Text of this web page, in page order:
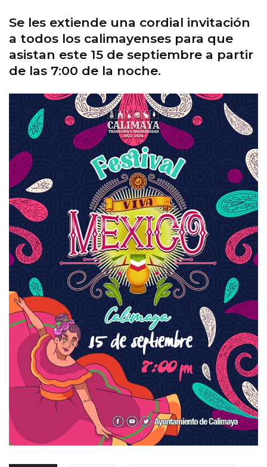
Se les extiende una cordial invitación
a todos los calimayenses para que
asistan este 15 de septiembre a partir
de las 7:00 de la noche.